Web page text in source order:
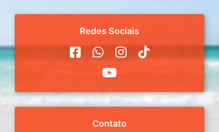
Redes Sociais
Contato